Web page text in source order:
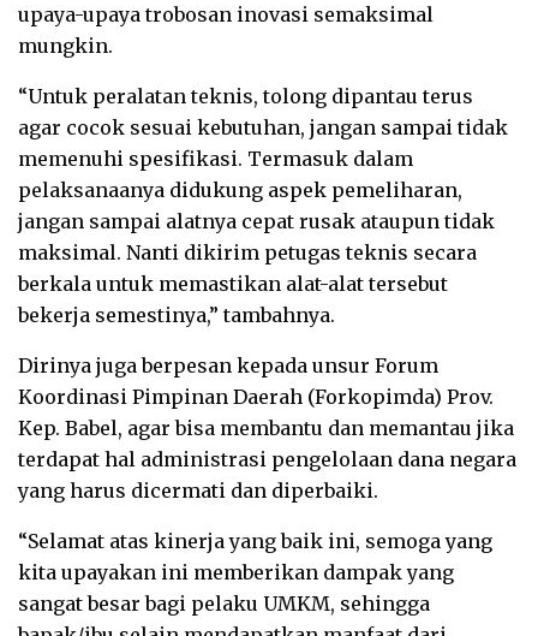
upaya-upaya trobosan inovasi semaksimal
mungkin.
“Untuk peralatan teknis, tolong dipantau terus
agar cocok sesuai kebutuhan, jangan sampai tidak
memenuhi spesifikasi. Termasuk dalam
pelaksanaanya didukung aspek pemeliharan,
jangan sampai alatnya cepat rusak ataupun tidak
maksimal. Nanti dikirim petugas teknis secara
berkala untuk memastikan alat-alat tersebut
bekerja semestinya,” tambahnya.
Dirinya juga berpesan kepada unsur Forum
Koordinasi Pimpinan Daerah (Forkopimda) Prov.
Kep. Babel, agar bisa membantu dan memantau jika
terdapat hal administrasi pengelolaan dana negara
yang harus dicermati dan diperbaiki.
“Selamat atas kinerja yang baik ini, semoga yang
kita upayakan ini memberikan dampak yang
sangat besar bagi pelaku UMKM, sehingga